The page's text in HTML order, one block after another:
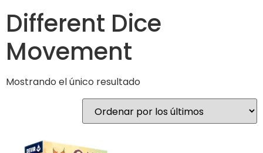
Different Dice
Movement
Mostrando el único resultado